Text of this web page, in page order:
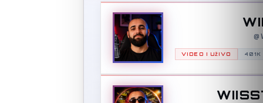
VIDEO I UŽIVO 401K